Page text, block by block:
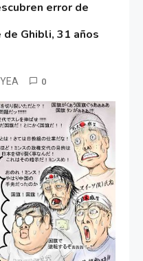
error de
Ghibli, 31 años
0